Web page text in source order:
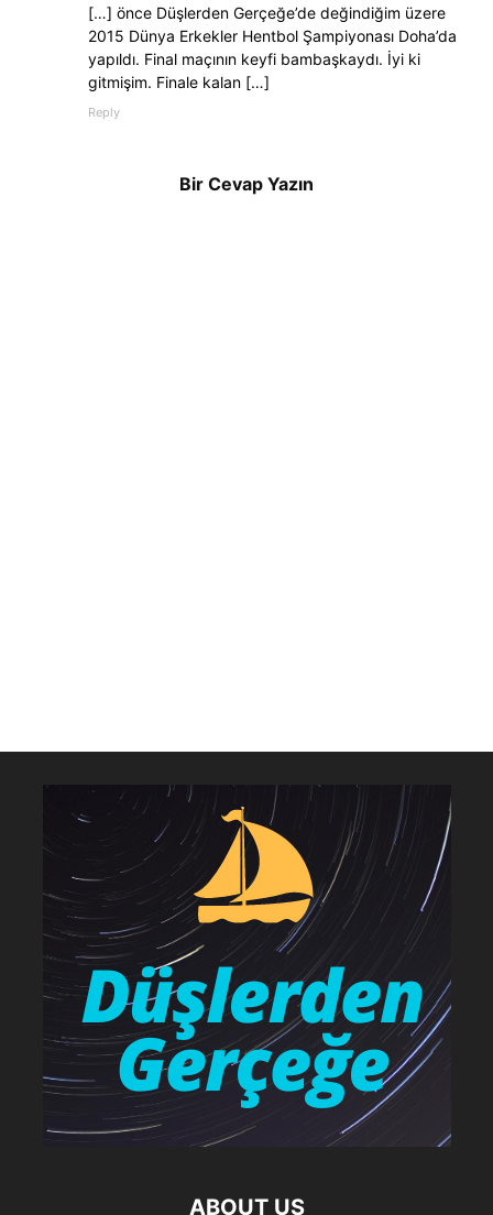
[…] önce Düşlerden Gerçeğe’de değindiğim üzere
2015 Dünya Erkekler Hentbol Şampiyonası Doha’da
yapıldı. Final maçının keyfi bambaşkaydı. İyi ki
gitmişim. Finale kalan […]
Reply
Bir Cevap Yazın
ABOUT US